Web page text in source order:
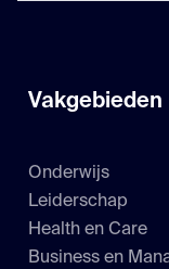
Vakgebieden
Onderwijs
Leiderschap
Health en Care
Business en